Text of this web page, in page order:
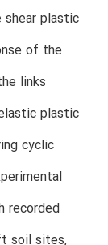
plastic
of the
links
plastic
cyclic
recorded
soil sites,